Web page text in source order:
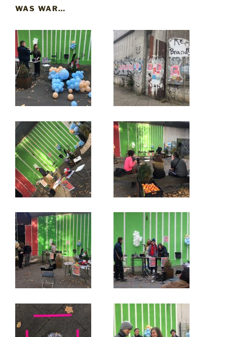
WAS WAR…